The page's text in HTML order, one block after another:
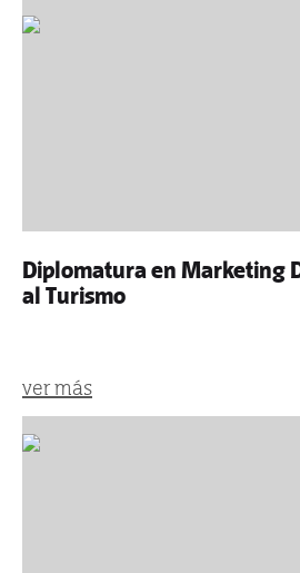
Diplomatura en Marketing
al Turismo
ver más